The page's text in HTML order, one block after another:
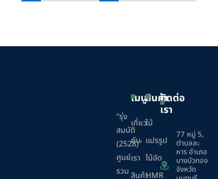
“รุ่ง
สมบัติ
(2528)”
ศูนย์
รวม
เมนู
เกี่ยว
กับ
เรา
สินค้า
สินค้า
ไม้
แปรรูป
ไม้อัด
HMR
ติดต่อ
เรา
77 หมู่ 5,
ตำบลละ
หาร อำเภอ
บางบัวทอง
จังหวัด